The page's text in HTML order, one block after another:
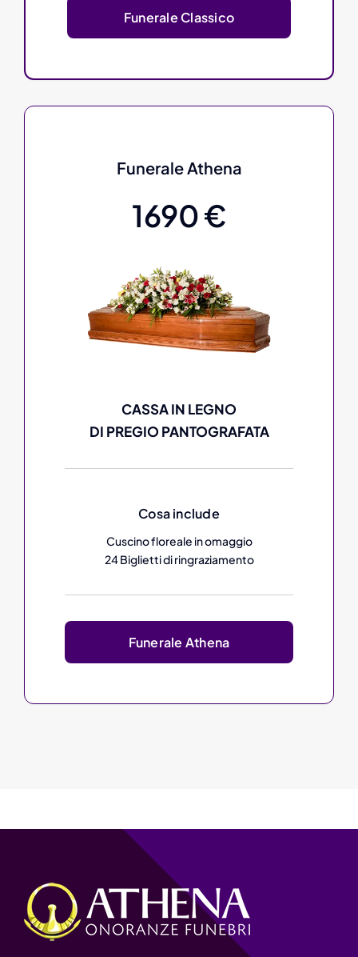
Funerale Classico
Funerale Athena
1690 €
CASSA IN LEGNO
DI PREGIO PANTOGRAFATA
Cosa include
Cuscino floreale in omaggio
24 Biglietti di ringraziamento
Funerale Athena